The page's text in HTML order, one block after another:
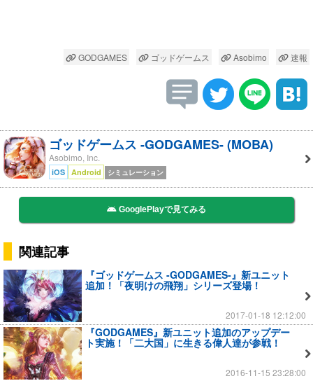
GODGAMES ゴッドゲームス Asobimo 速報
ゴッドゲームス -GODGAMES- (MOBA)
Asobimo, Inc.
iOS Android シミュレーション
GooglePlayで見てみる
関連記事
『ゴッドゲームス -GODGAMES-』新ユニット
追加！「夜明けの飛翔」シリーズ登場！
2017-01-18 12:12:00
『GODGAMES』新ユニット追加のアップデー
ト実施！「二大国」に生きる偉人達が参戦！
2016-11-15 23:28:00